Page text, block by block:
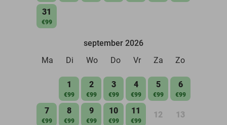
31
€99
september 2026
Ma
Di Wo Do Vr Za Zo
1
€99
2
€99
3
€99
4
€99
5
€99
6
€99
7
€99
8
€99
9
€99
10
€99
11
€99
12 13